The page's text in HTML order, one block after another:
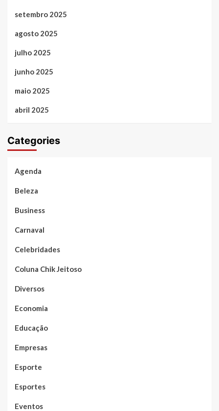
setembro 2025
agosto 2025
julho 2025
junho 2025
maio 2025
abril 2025
Categories
Agenda
Beleza
Business
Carnaval
Celebridades
Coluna Chik Jeitoso
Diversos
Economia
Educação
Empresas
Esporte
Esportes
Eventos